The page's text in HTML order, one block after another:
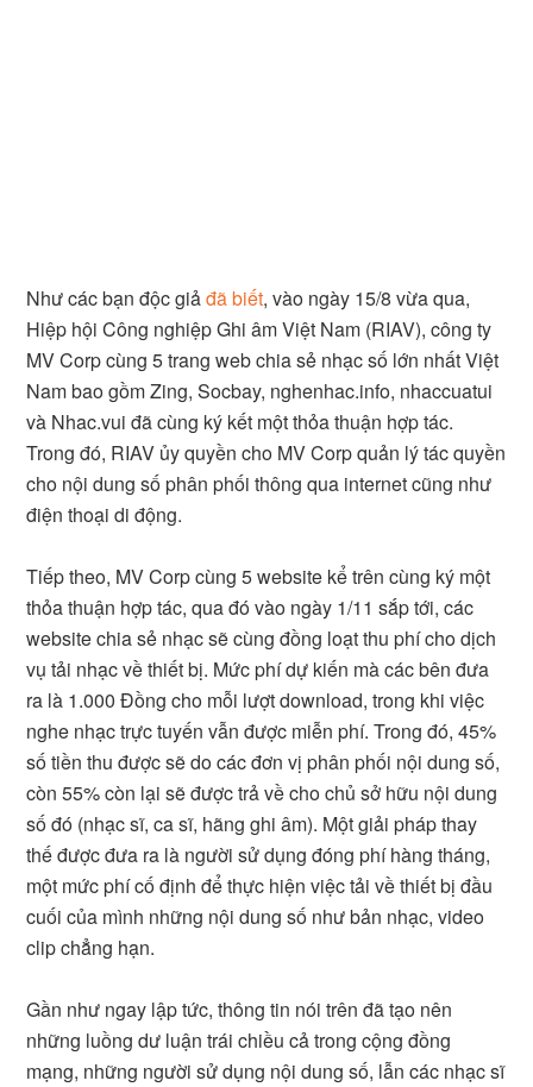
Như các bạn độc giảđã biết, vào ngày 15/8 vừa qua,
Hiệp hội Công nghiệp Ghi âm Việt Nam (RIAV), công ty
MV Corp cùng 5 trang web chia sẻ nhạc số lớn nhất Việt
Nam bao gồm Zing, Socbay, nghenhac.info, nhaccuatui
và Nhac.vui đã cùng ký kết một thỏa thuận hợp tác.
Trong đó, RIAV ủy quyền cho MV Corp quản lý tác quyền
cho nội dung số phân phối thông qua internet cũng như
điện thoại di động.
Tiếp theo, MV Corp cùng 5 website kể trên cùng ký một
thỏa thuận hợp tác, qua đó vào ngày 1/11 sắp tới, các
website chia sẻ nhạc sẽ cùng đồng loạt thu phí cho dịch
vụ tải nhạc về thiết bị. Mức phí dự kiến mà các bên đưa
ra là 1.000 Đồng cho mỗi lượt download, trong khi việc
nghe nhạc trực tuyến vẫn được miễn phí. Trong đó, 45%
số tiền thu được sẽ do các đơn vị phân phối nội dung số,
còn 55% còn lại sẽ được trả về cho chủ sở hữu nội dung
số đó (nhạc sĩ, ca sĩ, hãng ghi âm). Một giải pháp thay
thế được đưa ra là người sử dụng đóng phí hàng tháng,
một mức phí cố định để thực hiện việc tải về thiết bị đầu
cuối của mình những nội dung số như bản nhạc, video
clip chẳng hạn.
Gần như ngay lập tức, thông tin nói trên đã tạo nên
những luồng dư luận trái chiều cả trong cộng đồng
mạng, những người sử dụng nội dung số, lẫn các nhạc sĩ